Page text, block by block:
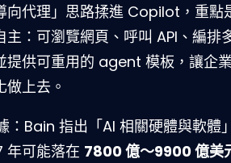
向代理」思路揉進 Copilot，重點
主：可瀏覽網頁、呼叫 API、編排
提供可重用的 agent 模板，讓企
上去。
：Bain 指出「AI 相關硬體與軟體
年可能落在 7800 億～9900 億美